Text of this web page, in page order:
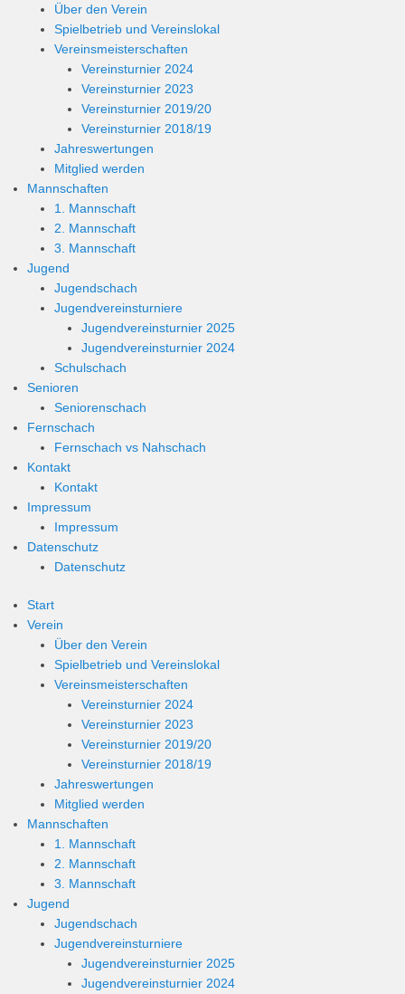
Über den Verein
Spielbetrieb und Vereinslokal
Vereinsmeisterschaften
Vereinsturnier 2024
Vereinsturnier 2023
Vereinsturnier 2019/20
Vereinsturnier 2018/19
Jahreswertungen
Mitglied werden
Mannschaften
1. Mannschaft
2. Mannschaft
3. Mannschaft
Jugend
Jugendschach
Jugendvereinsturniere
Jugendvereinsturnier 2025
Jugendvereinsturnier 2024
Schulschach
Senioren
Seniorenschach
Fernschach
Fernschach vs Nahschach
Kontakt
Kontakt
Impressum
Impressum
Datenschutz
Datenschutz
Start
Verein
Über den Verein
Spielbetrieb und Vereinslokal
Vereinsmeisterschaften
Vereinsturnier 2024
Vereinsturnier 2023
Vereinsturnier 2019/20
Vereinsturnier 2018/19
Jahreswertungen
Mitglied werden
Mannschaften
1. Mannschaft
2. Mannschaft
3. Mannschaft
Jugend
Jugendschach
Jugendvereinsturniere
Jugendvereinsturnier 2025
Jugendvereinsturnier 2024